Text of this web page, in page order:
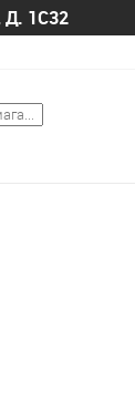
1С32